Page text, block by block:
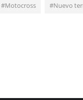
#Motocross #Nuevo